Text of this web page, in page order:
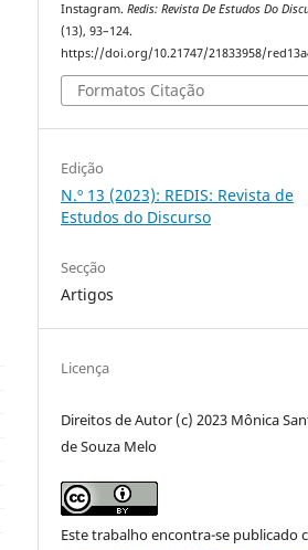
Instagram.Redis: Revista De Estudos Do
(13), 93–124.
https://doi.org/10.21747/21833958/
Formatos Citação
Edição
N.º 13 (2023): REDIS: Revista de
Estudos do Discurso
Secção
Artigos
Licença
Direitos de Autor (c) 2023 Mônica
de Souza Melo
Este trabalho encontra-se publicado